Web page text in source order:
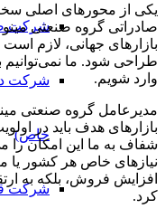
شرکت
شرکت
خاص)
شرکت
یکی از محورهای اصلی
صادراتی گروه صنعتی مینو
بازارهای جهانی، لازم
طراحی شود. ما نمی‌توانیم
وارد شویم.
مدیرعامل گروه صنعتی
بازارهای هدف باید در
شفاف به ما این امکان را
نیازهای خاص هر کشور یا
افزایش فروش، بلکه به
کرد.